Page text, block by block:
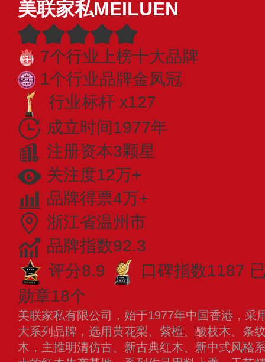
美联家私MEILUEN
7个行业上榜十大品牌
1个行业品牌金凤冠
行业标杆 x127
成立时间1977年
注册资本3颗星
关注度12万+
品牌得票4万+
浙江省温州市
品牌指数92.3
评分8.9
口碑指数1187
勋章18个
美联家私有限公司，始于1977年中国香港，采
大系列品牌，选用黄花梨、紫檀、酸枝木、条
木，主推明清仿古、新古典红木、新中式风格